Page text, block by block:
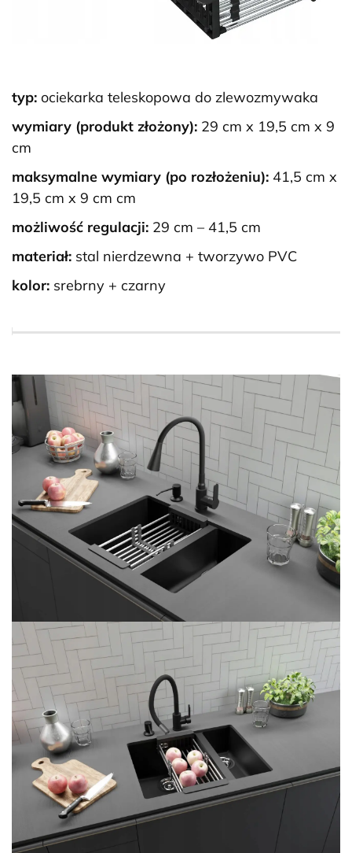
typ: ociekarka teleskopowa do zlewozmywaka
wymiary (produkt złożony): 29 cm x 19,5 cm x 9
cm
maksymalne wymiary (po rozłożeniu): 41,5 cm x
19,5 cm x 9 cm cm
możliwość regulacji: 29 cm – 41,5 cm
materiał: stal nierdzewna + tworzywo PVC
kolor: srebrny + czarny